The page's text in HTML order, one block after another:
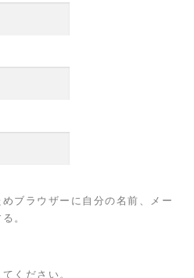
ブラウザーに自分の名前、メー
。
ください。